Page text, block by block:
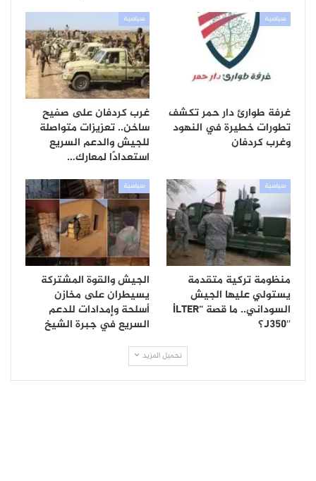
سياسية
غرفة طوارئ دار حمر تكشف
تطورات خطيرة في النهود
وغرب كردفان
سياسية
غرب كردفان على صفيح
ساخن.. تعزيزات متواصلة
للجيش والدعم السريع
استعدادًا لمعارك…
سياسية
منظومة تركية متقدمة
يستولي عليها الجيش
السوداني.. ما قصة “İLTER
J350″؟
سياسية
الجيش والقوة المشتركة
يسيطران على مخازن
أسلحة وإمدادات للدعم
السريع في جبرة الشيخ
تحميل المزيد